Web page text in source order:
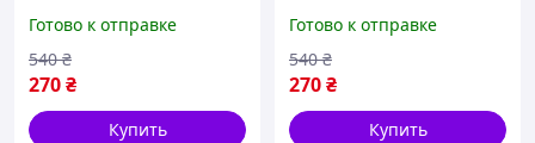
оформления Дня
Рождения Праздничная
атрибутика Бежевый bam
Готово к отправке
270₴
540 ₴
Купить
оформления Дня
Рождения Праздничная
атрибутика Серый
металлик
Готово к отправке
270₴
540 ₴
Купить